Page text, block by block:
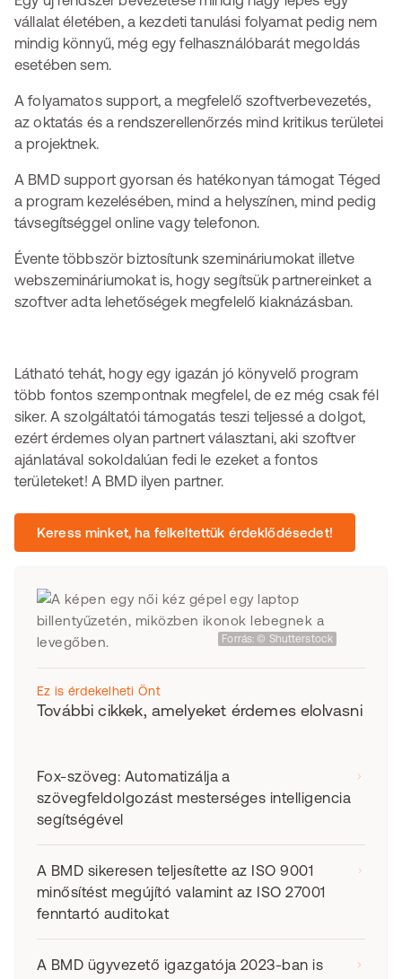
vállalat életében, a kezdeti tanulási folyamat pedig nem
mindig könnyű, még egy felhasználóbarát megoldás
esetében sem.
A folyamatos support, a megfelelő szoftverbevezetés,
az oktatás és a rendszerellenőrzés mind kritikus területei
a projektnek.
A BMD support gyorsan és hatékonyan támogat Téged
a program kezelésében, mind a helyszínen, mind pedig
távsegítséggel online vagy telefonon.
Évente többször biztosítunk szemináriumokat illetve
webszemináriumokat is, hogy segítsük partnereinket a
szoftver adta lehetőségek megfelelő kiaknázásban.
Látható tehát, hogy egy igazán jó könyvelő program
több fontos szempontnak megfelel, de ez még csak fél
siker. A szolgáltatói támogatás teszi teljessé a dolgot,
ezért érdemes olyan partnert választani, aki szoftver
ajánlatával sokoldalúan fedi le ezeket a fontos
területeket! A BMD ilyen partner.
Keress minket, ha felkeltettük érdeklődésedet!
Forrás: © Shutterstock
Ez is érdekelheti Önt
További cikkek, amelyeket érdemes elolvasni
Fox-szöveg: Automatizálja a
szövegfeldolgozást mesterséges intelligencia
segítségével
A BMD sikeresen teljesítette az ISO 9001
minősítést megújító valamint az ISO 27001
fenntartó auditokat
A BMD ügyvezető igazgatója 2023-ban is